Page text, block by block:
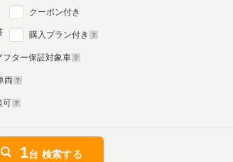
クーポン付き
購入プラン付き
フター保証対象車
両
可
1台 検索する